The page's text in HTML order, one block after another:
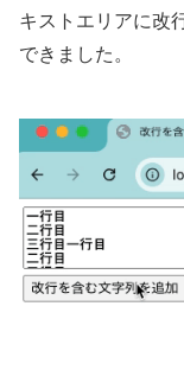
キストエリアに改
できました。